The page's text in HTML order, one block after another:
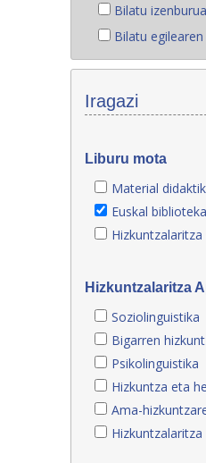
Bilatu
Bilatu
Iragazi
Liburu mota
Material
Euskal biblioteka
Hizkuntzalaritza
Soziolinguistika
Bigarren
Psikolinguistika
Hizkuntza eta
Ama-
Hizkuntzalaritza